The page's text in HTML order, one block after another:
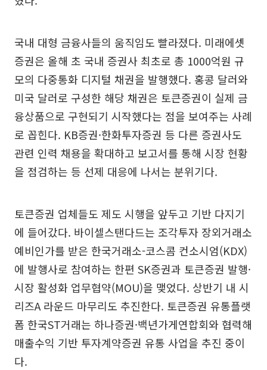
국내 대형 금융사들의 움직임도 빨라졌다. 미래에셋
증권은 올해 초 국내 증권사 최초로 총 1000억원 규
모의 다중통화 디지털 채권을 발행했다. 홍콩 달러와
미국 달러로 구성한 해당 채권은 토큰증권이 실제 금
융상품으로 구현되기 시작했다는 점을 보여주는 사례
로 꼽힌다. KB증권·한화투자증권 등 다른 증권사도
관련 인력 채용을 확대하고 보고서를 통해 시장 현황
을 점검하는 등 선제 대응에 나서는 분위기다.
토큰증권 업체들도 제도 시행을 앞두고 기반 다지기
에 들어갔다. 바이셀스탠다드는 조각투자 장외거래소
예비인가를 받은 한국거래소-코스콤 컨소시엄(KDX)
에 발행사로 참여하는 한편 SK증권과 토큰증권 발행·
시장 활성화 업무협약(MOU)을 맺었다. 상반기 내 시
리즈A 라운드 마무리도 추진한다. 토큰증권 유통플랫
폼 한국ST거래는 하나증권·백년가게연합회와 협력해
매출수익 기반 투자계약증권 유통 사업을 추진 중이
다.